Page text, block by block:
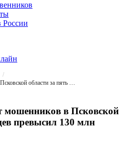
России
Суммарный ущерб от мошенников в Псковской области за пять месяцев превысил 130 млн рублей
в Псковской
превысил 130 млн